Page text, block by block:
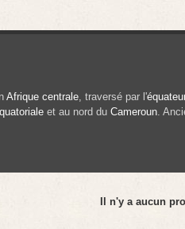
Afrique centrale, traversé par l'équateur
et au nord du Cameroun.
Il n'y a aucun